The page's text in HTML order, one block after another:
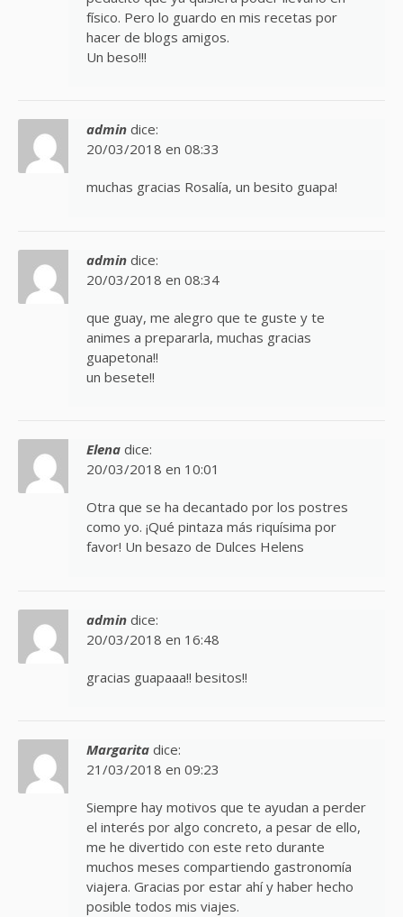
físico. Pero lo guardo en mis recetas por
hacer de blogs amigos.
Un beso!!!
admin dice:
20/03/2018 en 08:33
muchas gracias Rosalía, un besito guapa!
admin dice:
20/03/2018 en 08:34
que guay, me alegro que te guste y te
animes a prepararla, muchas gracias
guapetona!!
un besete!!
Elena dice:
20/03/2018 en 10:01
Otra que se ha decantado por los postres
como yo. ¡Qué pintaza más riquísima por
favor! Un besazo de Dulces Helens
admin dice:
20/03/2018 en 16:48
gracias guapaaa!! besitos!!
Margarita dice:
21/03/2018 en 09:23
Siempre hay motivos que te ayudan a perder
el interés por algo concreto, a pesar de ello,
me he divertido con este reto durante
muchos meses compartiendo gastronomía
viajera. Gracias por estar ahí y haber hecho
posible todos mis viajes.